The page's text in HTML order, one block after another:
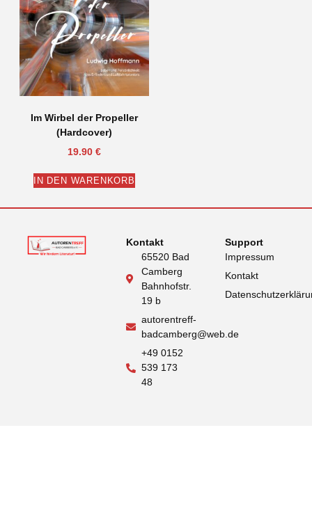
Im Wirbel der Propeller
(Hardcover)
19.90 €
IN DEN WARENKORB
Kontakt
65520 Bad
Camberg
Bahnhofstr.
19 b
autorentreff-
badcamberg@web.de
+49 0152
539 173
48
Support
Impressum
Kontakt